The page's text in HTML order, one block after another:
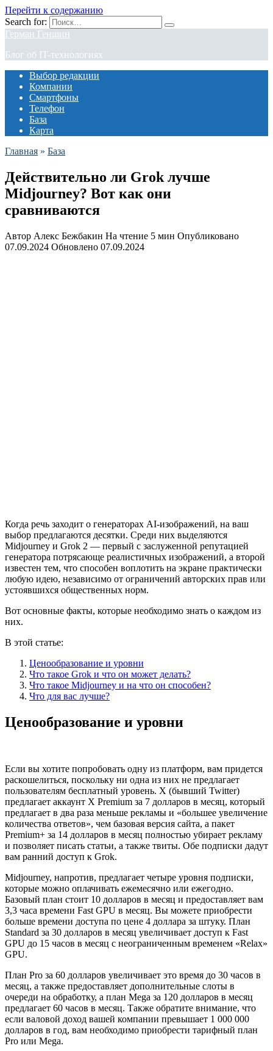
Перейти к содержанию
Search for:
Герман Геншин
Блог об IT-технологиях
Выбор редакции
Компании
Смартфоны
Телефон
База
Карта
Главная » База
Действительно ли Grok лучше
Midjourney? Вот как они
сравниваются
Автор Алекс Бежбакин На чтение 5 мин Опубликовано
07.09.2024 Обновлено 07.09.2024
Когда речь заходит о генераторах AI-изображений, на ваш
выбор предлагаются десятки. Среди них выделяются
Midjourney и Grok 2 — первый с заслуженной репутацией
генератора потрясающе реалистичных изображений, а второй
известен тем, что способен воплотить на экране практически
любую идею, независимо от ограничений авторских прав или
устоявшихся общественных норм.
Вот основные факты, которые необходимо знать о каждом из
них.
В этой статье:
Ценообразование и уровни
Что такое Grok и что он может делать?
Что такое Midjourney и на что он способен?
Что для вас лучше?
Ценообразование и уровни
Если вы хотите попробовать одну из платформ, вам придется
раскошелиться, поскольку ни одна из них не предлагает
пользователям бесплатный уровень. X (бывший Twitter)
предлагает аккаунт X Premium за 7 долларов в месяц, который
предлагает в два раза меньше рекламы и «большее увеличение
количества ответов», чем базовая версия сайта, а пакет
Premium+ за 14 долларов в месяц полностью убирает рекламу
и позволяет писать статьи, а также твиты. Обе подписки дадут
вам ранний доступ к Grok.
Midjourney, напротив, предлагает четыре уровня подписки,
которые можно оплачивать ежемесячно или ежегодно.
Базовый план стоит 10 долларов в месяц и предоставляет вам
3,3 часа времени Fast GPU в месяц. Вы можете приобрести
больше времени доступа по цене 4 доллара за штуку. План
Standard за 30 долларов в месяц увеличивает доступ к Fast
GPU до 15 часов в месяц с неограниченным временем «Relax»
GPU.
План Pro за 60 долларов увеличивает это время до 30 часов в
месяц, а также предоставляет дополнительные слоты в
очереди на обработку, а план Mega за 120 долларов в месяц
предлагает 60 часов в месяц. Также обратите внимание, что
если валовой доход вашей компании превышает 1 000 000
долларов в год, вам необходимо приобрести тарифный план
Pro или Mega.